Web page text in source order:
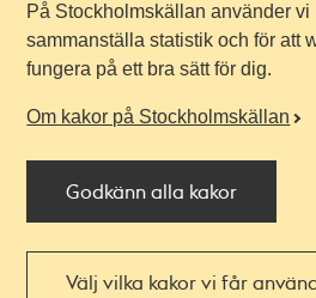
På Stockholmskällan använder vi
sammanställa statistik och för att
fungera på ett bra sätt för dig.
Om kakor på Stockholmskällan
Godkänn alla kakor
Välj vilka kakor vi får